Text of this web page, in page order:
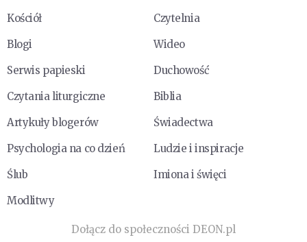
Kościół
Czytelnia
Blogi
Wideo
Serwis papieski
Duchowość
Czytania liturgiczne
Biblia
Artykuły blogerów
Świadectwa
Psychologia na co dzień
Ludzie i inspiracje
Ślub
Imiona i święci
Modlitwy
Dołącz do społeczności DEON.pl